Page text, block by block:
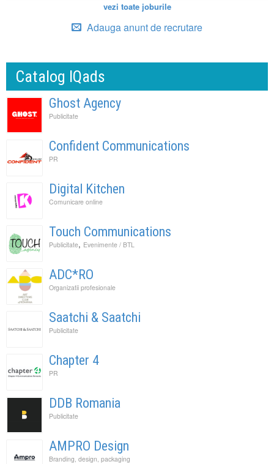
vezi toate joburile
Adauga anunt de recrutare
Catalog IQads
Ghost Agency
Publicitate
Confident Communications
PR
Digital Kitchen
Comunicare online
Touch Communications
Publicitate, Evenimente / BTL
ADC*RO
Organizatii profesionale
Saatchi & Saatchi
Publicitate
Chapter 4
PR
DDB Romania
Publicitate
AMPRO Design
Branding, design, packaging